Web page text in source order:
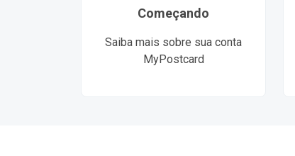
Começando
Saiba mais sobre sua conta
MyPostcard